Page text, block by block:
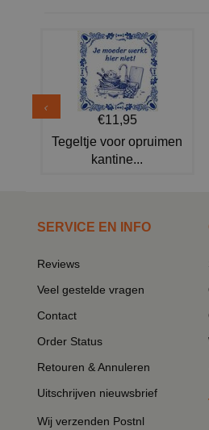
€11,95
Tegeltje voor opruimen
kantine...
SERVICE EN INFO
Reviews
Veel gestelde vragen
Contact
Order Status
Retouren & Annuleren
Uitschrijven nieuwsbrief
Wij verzenden Postnl